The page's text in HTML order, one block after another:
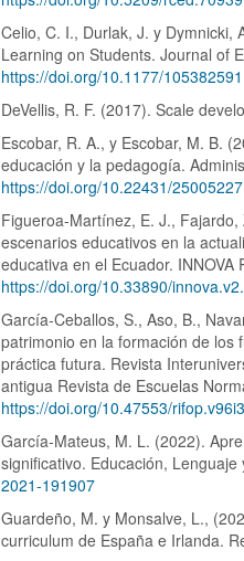
Celio, C. I., Durlak, J. y Dymnicki,
Learning on Students. Journal of
https://doi.org/10.1177/
DeVellis, R. F. (2017). Scale
Escobar, R. A., y Escobar, M. B.
educación y la pedagogía.
https://doi.org/10.22431/
Figueroa-Martínez, E. J.,
escenarios educativos en la
educativa en el Ecuador.
https://doi.org/10.33890/
García-Ceballos, S., Aso, B.,
patrimonio en la formación de los
práctica futura. Revista
antigua Revista de Escuelas
https://doi.org/10.47553/
García-Mateus, M. L. (2022).
significativo. Educación,
2021-191907
Guardeño, M. y Monsalve, L.,
curriculum de España e Irlanda.